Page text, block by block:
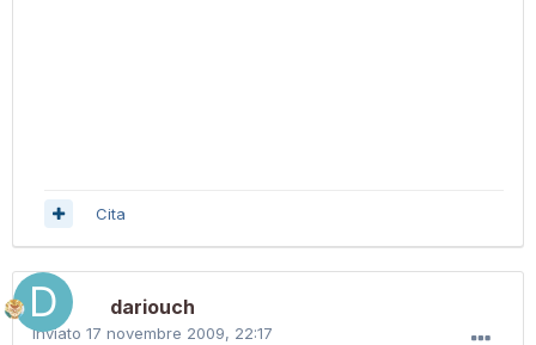
Cita
dariouch
Inviato 17 novembre 2009, 22:17